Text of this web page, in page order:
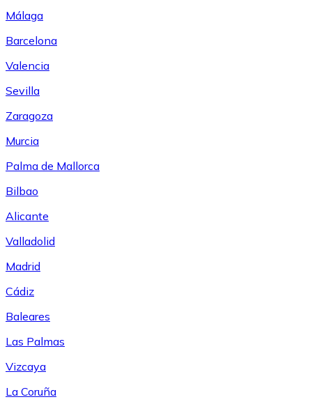
Málaga
Barcelona
Valencia
Sevilla
Zaragoza
Murcia
Palma de Mallorca
Bilbao
Alicante
Valladolid
Madrid
Cádiz
Baleares
Las Palmas
Vizcaya
La Coruña